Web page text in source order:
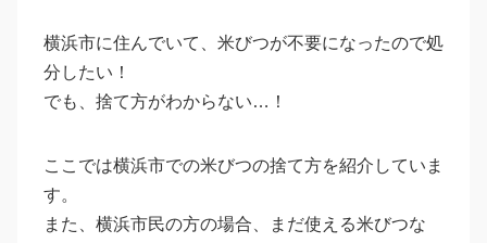
横浜市に住んでいて、米びつが不要になったので処
分したい！
でも、捨て方がわからない…！
ここでは横浜市での米びつの捨て方を紹介していま
す。
また、横浜市民の方の場合、まだ使える米びつな